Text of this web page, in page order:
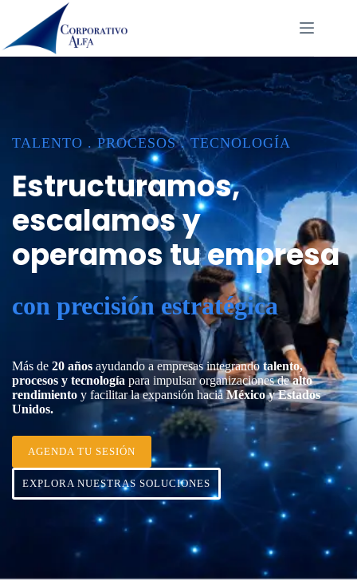
contenido
TALENTO . PROCESOS . TECNOLOGÍA
Estructuramos,
escalamos y
operamos tu empresa
con precisión estratégica
Más de 20 años ayudando a empresas integrando talento,
procesos y tecnología para impulsar organizaciones dealto
rendimiento y facilitar la expansión haciaMéxico y Estados
Unidos.
AGENDA TU SESIÓN
EXPLORA NUESTRAS SOLUCIONES